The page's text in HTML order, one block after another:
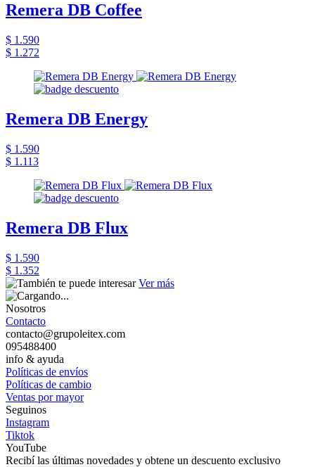
Remera DB Coffee
$ 1.590
$ 1.272
Remera DB Energy
$ 1.590
$ 1.113
Remera DB Flux
$ 1.590
$ 1.352
Ver más
Nosotros
Contacto
contacto@grupoleitex.com
095488400
info & ayuda
Políticas de envíos
Políticas de cambio
Ventas por mayor
Seguinos
Instagram
Tiktok
YouTube
Recibí las últimas novedades y obtene un descuento exclusivo